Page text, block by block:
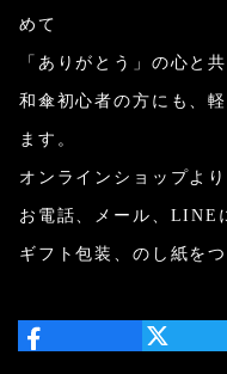
めて
「ありがとう」の心と
和傘初心者の方にも、
ます。
オンラインショップよ
お電話、メール、LINE
ギフト包装、のし紙を